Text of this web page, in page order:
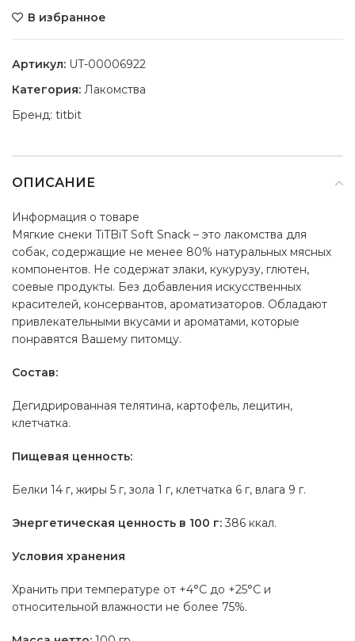
В избранное
Артикул: UT-00006922
Категория: Лакомства
Бренд: titbit
ОПИСАНИЕ
Информация о товаре
Мягкие снеки TiTBiT Soft Snack – это лакомства для
собак, содержащие не менее 80% натуральных мясных
компонентов. Не содержат злаки, кукурузу, глютен,
соевые продукты. Без добавления искусственных
красителей, консервантов, ароматизаторов. Обладают
привлекательными вкусами и ароматами, которые
понравятся Вашему питомцу.
Состав:
Дегидрированная телятина, картофель, лецитин,
клетчатка.
Пищевая ценность:
Белки 14 г, жиры 5 г, зола 1 г, клетчатка 6 г, влага 9 г.
Энергетическая ценность в 100 г: 386 ккал.
Условия хранения
Хранить при температуре от +4°С до +25°С и
относительной влажности не более 75%.